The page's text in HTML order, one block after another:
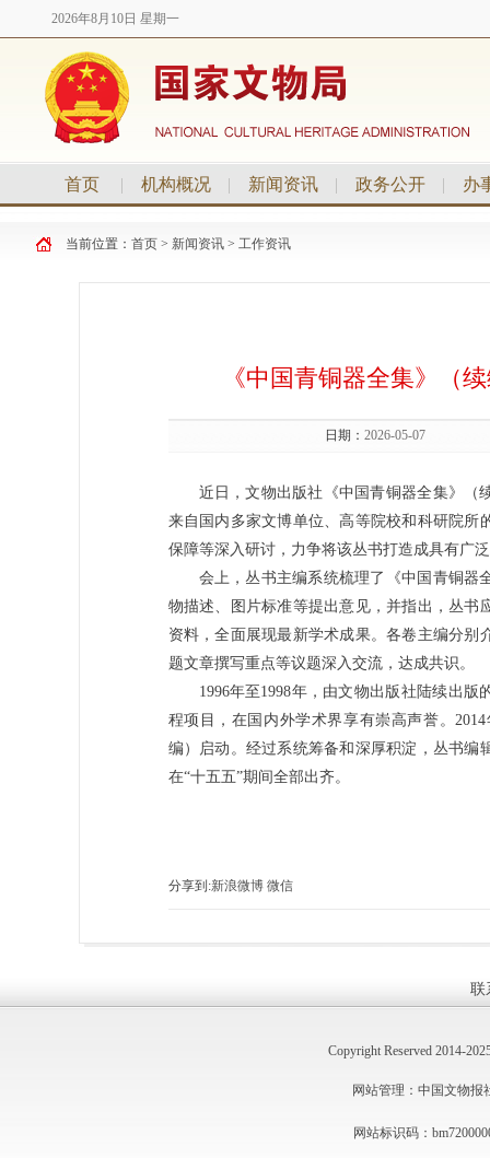
2026年8月10日 星期一
首页 | 机构概况 | 新闻资讯 | 政务公开 | 办
当前位置： 首页 > 新闻资讯 > 工作资讯
《中国青铜器全集》（
日期： 2026-05-07
近日，文物出版社《中国青铜器全集》（
来自国内多家文博单位、高等院校和科研院
保障等深入研讨，力争将该丛书打造成具有广
会上，丛书主编系统梳理了《中国青铜器
物描述、图片标准等提出意见，并指出，丛书
资料，全面展现最新学术成果。各卷主编分
题文章撰写重点等议题深入交流，达成共识。
1996年至1998年，由文物出版社陆续出
程项目，在国内外学术界享有崇高声誉。
编）启动。经过系统筹备和深厚积淀，丛书
在“十五五”期间全部出齐。
分享到:新浪微博 微信
联
Copyright Reserved 2014-
网站管理：中国文物报
网站标识码：